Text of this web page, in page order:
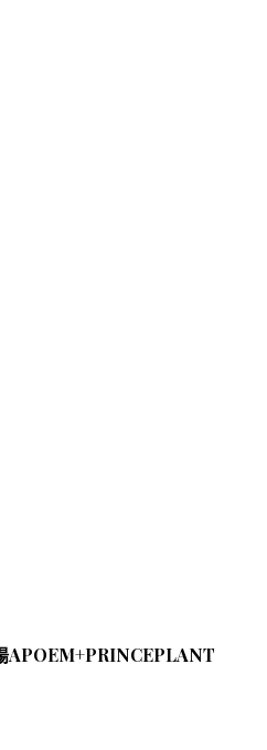
APOEM+PRINCEPLANT